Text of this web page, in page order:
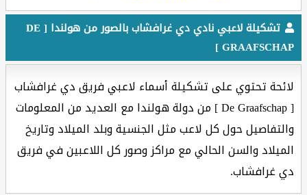
تشكيلة لاعبي نادي دي غرافشاب بالصور من هولندا [ DE
GRAAFSCHAP ]
لائحة تحتوي على تشكيلة أسماء لاعبي فريق دي غرافشاب
[ De Graafschap ] من دولة هولندا مع العديد من المعلومات
والتفاصيل حول كل لاعب مثل الجنسية وبلد الميلاد وتاريخ
الميلاد والسن الحالي مع مراكز وصور كل اللاعبين في فريق
دي غرافشاب.